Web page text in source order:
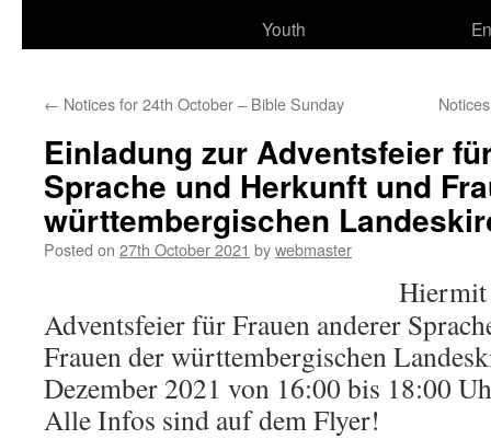
Youth
← Notices for 24th October – Bible Sunday
Einladung zur Adventsfeier
Sprache und Herkunft und
württembergischen
Posted on 27th October 2021 bywebmaster
Hiermit
Adventsfeier für Frauen anderer
Frauen der württembergischen
Dezember 2021 von 16:00 bis 18:00
Alle Infos sind auf dem Flyer!